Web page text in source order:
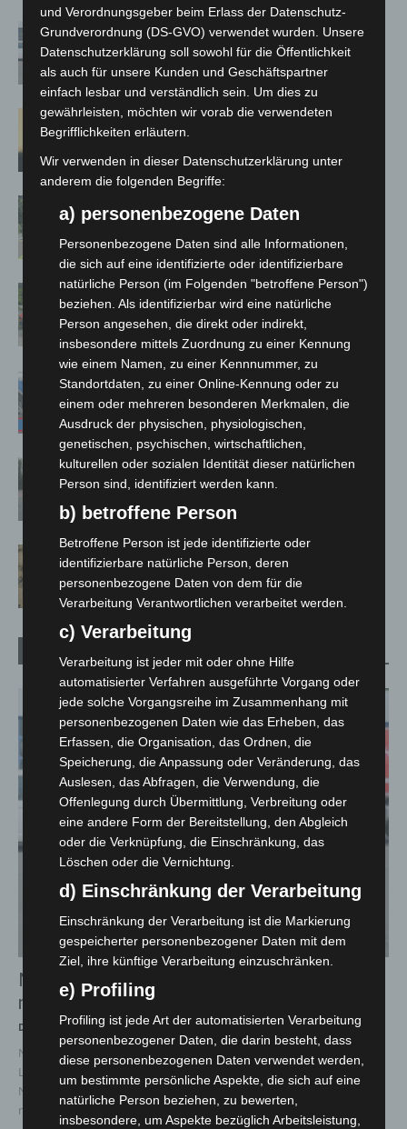
Niedersachsen: Feuerwehrkräfte kehren
nach Waldbrandeinsatz aus Spanien zurück
7. August 2026
Hannover: Erste Tigermücken-Population in
Niedersachsen entdeckt
7. August 2026
Brand im „Haus der Begegnung“ in
Neuwarmbüchen schnell eingedämmt
6. August 2026
Region Hannover: 21 neue Notfallsanitäter
starten beim Roten Kreuz
5. August 2026
Mann läuft mit Hockeyschläger über A7 –
Polizei sucht Zeugen
5. August 2026
Hannover: Polizei stoppt 166
Trunkenheitsfahrten bei Großkontrolle
2. August 2026
Hannover Klassik Open Air 2026:
Französische Oper im Maschpark
2. August 2026
Niedersachsen: Feuerwehrkräfte kehren
nach Waldbrandeinsatz aus Spanien zurück
Die Redaktion - 7. August 2026
Neun Einsatzkräfte aus Niedersachsen unterstützten internationale
Löscharbeiten in der Region Kastilien und León Hannover/Celle.
Nach ihrem Einsatz bei den schweren Waldbränden in Spanien sind
neun...
und Verordnungsgeber beim Erlass der Datenschutz-
Grundverordnung (DS-GVO) verwendet wurden. Unsere
Datenschutzerklärung soll sowohl für die Öffentlichkeit
als auch für unsere Kunden und Geschäftspartner
einfach lesbar und verständlich sein. Um dies zu
gewährleisten, möchten wir vorab die verwendeten
Begrifflichkeiten erläutern.
Wir verwenden in dieser Datenschutzerklärung unter
anderem die folgenden Begriffe:
a) personenbezogene Daten
Personenbezogene Daten sind alle Informationen,
die sich auf eine identifizierte oder identifizierbare
natürliche Person (im Folgenden "betroffene Person")
beziehen. Als identifizierbar wird eine natürliche
Person angesehen, die direkt oder indirekt,
insbesondere mittels Zuordnung zu einer Kennung
wie einem Namen, zu einer Kennnummer, zu
Standortdaten, zu einer Online-Kennung oder zu
einem oder mehreren besonderen Merkmalen, die
Ausdruck der physischen, physiologischen,
genetischen, psychischen, wirtschaftlichen,
kulturellen oder sozialen Identität dieser natürlichen
Person sind, identifiziert werden kann.
b) betroffene Person
Betroffene Person ist jede identifizierte oder
identifizierbare natürliche Person, deren
personenbezogene Daten von dem für die
Verarbeitung Verantwortlichen verarbeitet werden.
c) Verarbeitung
Verarbeitung ist jeder mit oder ohne Hilfe
automatisierter Verfahren ausgeführte Vorgang oder
jede solche Vorgangsreihe im Zusammenhang mit
personenbezogenen Daten wie das Erheben, das
Erfassen, die Organisation, das Ordnen, die
Speicherung, die Anpassung oder Veränderung, das
Auslesen, das Abfragen, die Verwendung, die
Offenlegung durch Übermittlung, Verbreitung oder
eine andere Form der Bereitstellung, den Abgleich
oder die Verknüpfung, die Einschränkung, das
Löschen oder die Vernichtung.
d) Einschränkung der Verarbeitung
Einschränkung der Verarbeitung ist die Markierung
gespeicherter personenbezogener Daten mit dem
Ziel, ihre künftige Verarbeitung einzuschränken.
e) Profiling
Profiling ist jede Art der automatisierten Verarbeitung
personenbezogener Daten, die darin besteht, dass
diese personenbezogenen Daten verwendet werden,
um bestimmte persönliche Aspekte, die sich auf eine
natürliche Person beziehen, zu bewerten,
insbesondere, um Aspekte bezüglich Arbeitsleistung,